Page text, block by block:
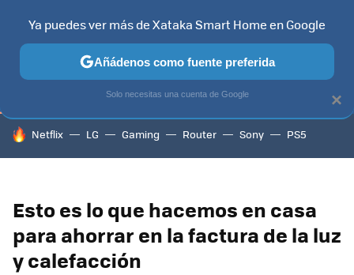
TELEVISORES CONTENIDOS SMART TV SELECCIÓN
HOY SE HABLA DE
Netflix LG Gaming Router Sony PS5
Esto es lo que hacemos en casa
para ahorrar en la factura de la luz
y calefacción
×
Ya puedes ver más de Xataka Smart Home en Google
Añádenos como fuente preferida
Solo necesitas una cuenta de Google